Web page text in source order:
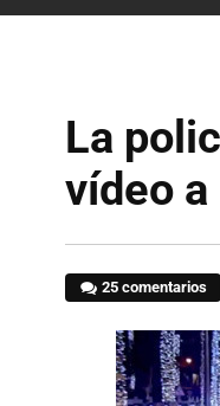
La
vídeo
25 comentarios